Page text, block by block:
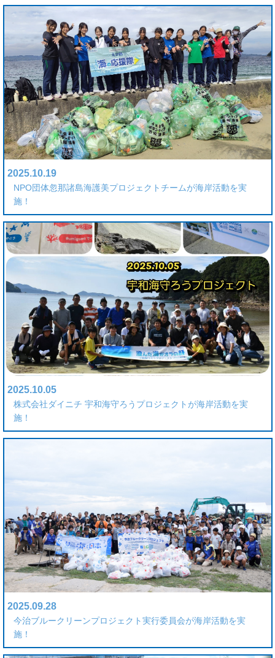
2025.10.19
NPO団体忽那諸島海護美プロジェクトチームが海岸活動を実
施！
2025.10.05
株式会社ダイニチ 宇和海守ろうプロジェクトが海岸活動を実
施！
2025.09.28
今治ブルークリーンプロジェクト実行委員会が海岸活動を実
施！